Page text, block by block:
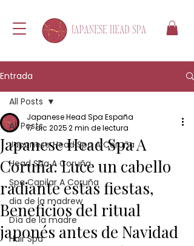
Entrada
All Posts
Japanese Head Spa A Coruña
Head Spa A Coruña
Spa Capilar A Coruña
dia de la madrew
Día de la madre
Hair Spa
All Posts
Japanese Head Spa A
Coruña: Luce un cabello
radiante estas fiestas,
Beneficios del ritual
japonés antes de Navidad
Japanese Head Spa España
17 dic 20252 min de lectura